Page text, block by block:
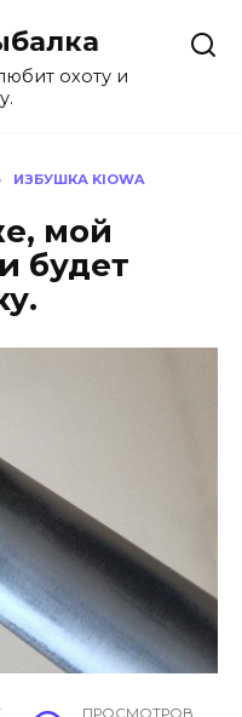
охоту и
ИЗБУШКА KIOWA
мой
будет
ПРОСМОТРОВ